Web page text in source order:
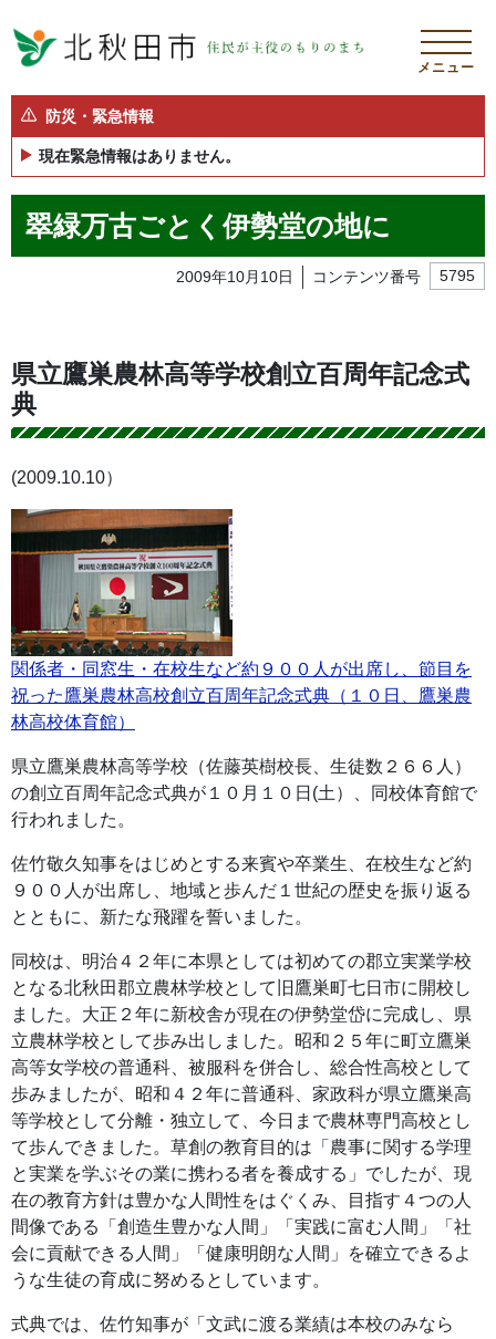
メニュー
防災・緊急情報
現在緊急情報はありません。
翠緑万古ごとく伊勢堂の地に
2009年10月10日 コンテンツ番号 5795
県立鷹巣農林高等学校創立百周年記念式
典
(2009.10.10）
関係者・同窓生・在校生など約９００人が出席し、節目を
祝った鷹巣農林高校創立百周年記念式典（１０日、鷹巣農
林高校体育館）
県立鷹巣農林高等学校（佐藤英樹校長、生徒数２６６人）
の創立百周年記念式典が１０月１０日(土）、同校体育館で
行われました。
佐竹敬久知事をはじめとする来賓や卒業生、在校生など約
９００人が出席し、地域と歩んだ１世紀の歴史を振り返る
とともに、新たな飛躍を誓いました。
同校は、明治４２年に本県としては初めての郡立実業学校
となる北秋田郡立農林学校として旧鷹巣町七日市に開校し
ました。大正２年に新校舎が現在の伊勢堂岱に完成し、県
立農林学校として歩み出しました。昭和２５年に町立鷹巣
高等女学校の普通科、被服科を併合し、総合性高校として
歩みましたが、昭和４２年に普通科、家政科が県立鷹巣高
等学校として分離・独立して、今日まで農林専門高校とし
て歩んできました。草創の教育目的は「農事に関する学理
と実業を学ぶその業に携わる者を養成する」でしたが、現
在の教育方針は豊かな人間性をはぐくみ、目指す４つの人
間像である「創造生豊かな人間」「実践に富む人間」「社
会に貢献できる人間」「健康明朗な人間」を確立できるよ
うな生徒の育成に努めるとしています。
式典では、佐竹知事が「文武に渡る業績は本校のみなら